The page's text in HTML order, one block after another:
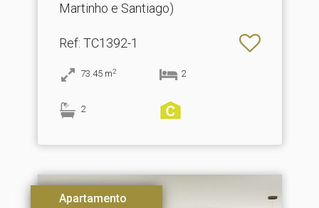
Martinho e Santiago)
Ref: TC1392-1
73.45 m2 2
2
Apartamento